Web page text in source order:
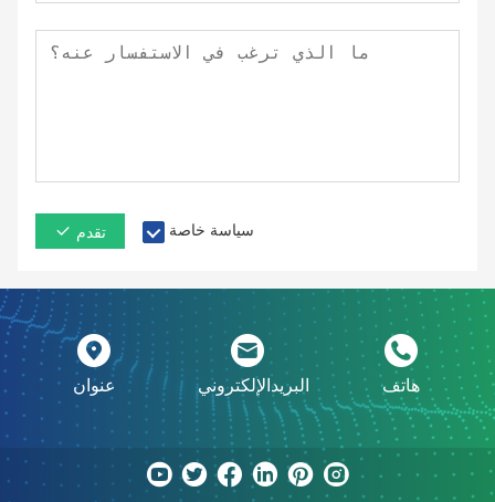
تقدم سياسة خاصة
عنوان البريدالإلكتروني هاتف